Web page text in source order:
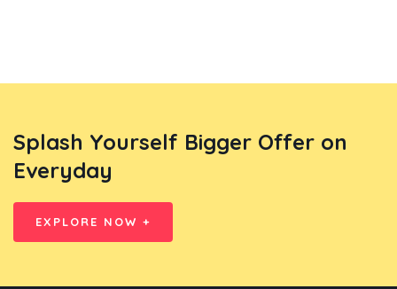
Splash Yourself Bigger Offer on
Everyday
EXPLORE NOW +